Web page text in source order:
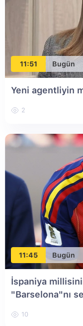
11:51 Bugün
Yeni agentliyin
2
11:45 Bugün
İspaniya
"Barselona"nı
10